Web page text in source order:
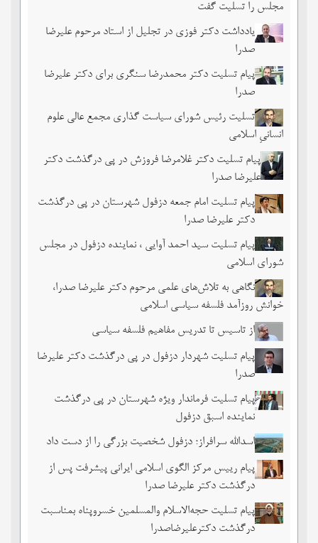
مجلس را تسلیت گفت
یادداشت دکتر فوزی در تجلیل از استاد مرحوم علیرضا
صدرا
پیام تسلیت دکتر محمدرضا سنگری برای دکتر علیرضا
صدرا
تسلیت رئیس شورای سیاست گذاری مجمع عالی علوم
انسانیِ اسلامی
پیام تسلیت دکتر غلامرضا فروزش در پی درگذشت دکتر
علیرضا صدرا
پیام تسلیت امام جمعه دزفول شهرستان در پی درگذشت
دکتر علیرضا صدرا
پیام تسلیت سید احمد آوایی ، نماینده دزفول در مجلس
شورای اسلامی
نگاهی به تلاش‌های علمی مرحوم دکتر علیرضا صدرا،
خوانش روزآمد فلسفه سیاسی اسلامی
از تاسیس تا تدریس مفاهیم فلسفه سیاسی
پیام تسلیت شهردار دزفول در پی درگذشت دکتر علیرضا
صدرا
پیام تسلیت فرماندار ویژه شهرستان در پی درگذشت
نماینده اسبق دزفول
اسدالله سرافراز؛ دزفول شخصیت بزرگی را از دست داد
پیام رییس مرکز الگوی اسلامی ایرانی پیشرفت پس از
درگذشت دکتر علیرضا صدرا
پیام تسلیت حجه‌الاسلام والمسلمین خسروپناه بمناسبت
درگذشت دکترعلیرضاصدرا